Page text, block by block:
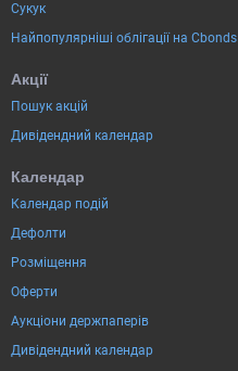
Сукук
Найпопулярніші облігації на Cbonds
Акції
Пошук акцій
Дивідендний календар
Календар
Календар подій
Дефолти
Розміщення
Оферти
Аукціони держпаперів
Дивідендний календар